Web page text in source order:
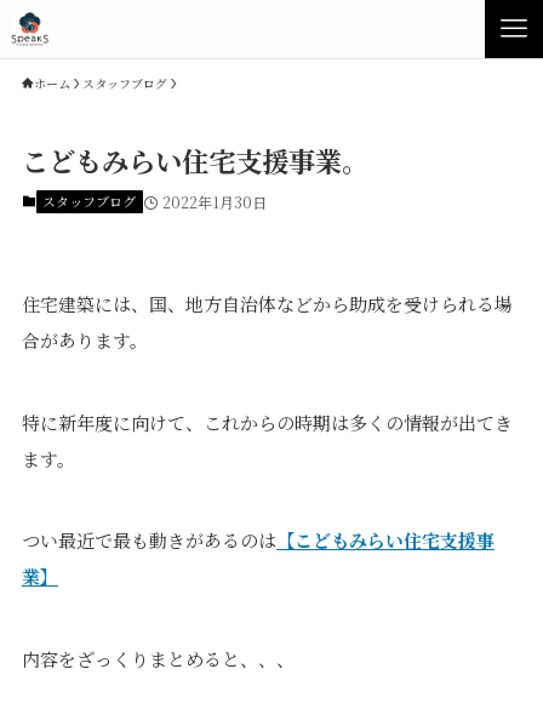
素材について
商品ラインナップ
Topics
ホーム スタッフブログ
こどもみらい住宅支援事業。
スタッフブログ 2022年1月30日
住宅建築には、国、地方自治体などから助成を受けられる場
合があります。
特に新年度に向けて、これからの時期は多くの情報が出てき
ます。
つい最近で最も動きがあるのは【こどもみらい住宅支援事
業】
内容をざっくりまとめると、、、